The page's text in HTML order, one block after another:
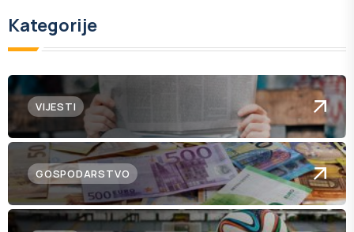
Kategorije
VIJESTI
GOSPODARSTVO